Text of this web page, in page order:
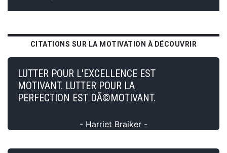
CITATIONS SUR LA MOTIVATION À DÉCOUVRIR
LUTTER POUR L'EXCELLENCE EST
MOTIVANT. LUTTER POUR LA
PERFECTION EST DÃ©MOTIVANT.
- Harriet Braiker -